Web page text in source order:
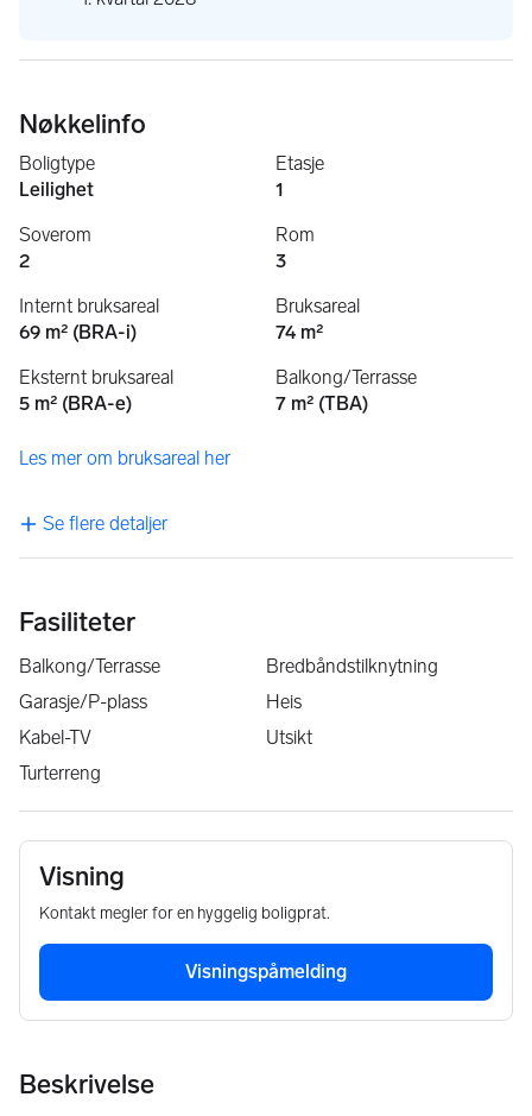
Nøkkelinfo
Boligtype
Leilighet
Etasje
1
Soverom
2
Rom
3
Internt bruksareal
69 m² (BRA-i)
Bruksareal
74 m²
Eksternt bruksareal
5 m² (BRA-e)
Balkong/Terrasse
7 m² (TBA)
Les mer om bruksareal her
Se flere detaljer
Fasiliteter
Balkong/Terrasse
Bredbåndstilknytning
Garasje/P-plass
Heis
Kabel-TV
Utsikt
Turterreng
Visning
Kontakt megler for en hyggelig boligprat.
Visningspåmelding
Beskrivelse